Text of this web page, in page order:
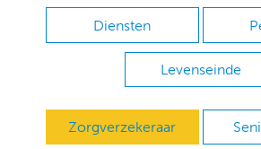
Diensten
Levenseinde
Zorgverzekeraar